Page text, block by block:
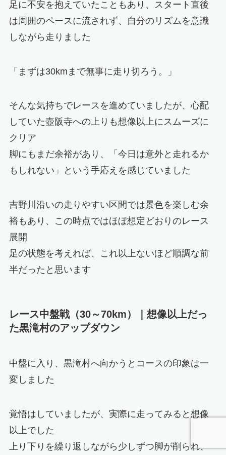
足に不安を抱えていたこともあり、スタート直後
は周囲のペースに流されず、自分のリズムを意識
しながら走りました
「まずは30kmまで無事に走り切ろう。」
そんな気持ちでレースを進めていましたが、心配
していた壺阪寺への上りも想像以上にスムーズに
クリア
脚にもまだ余裕があり、「今日は意外と走れるか
もしれない」という手応えを感じていました
吉野川沿いの走りやすい区間では景色を楽しむ余
裕もあり、この時点ではほぼ想定どおりのレース
展開
足の状態を考えれば、これ以上ないほど順調な前
半だったと思います
レース中盤戦（30～70km）｜想像以上だっ
た黒滝村のアップダウン
中盤に入り、黒滝村へ向かうとコースの印象は一
変しました
覚悟はしていましたが、実際に走ってみると想像
以上でした
上り下りを繰り返しながら少しずつ脚が削られ、